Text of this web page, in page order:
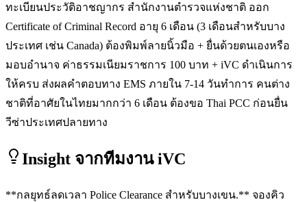
ทะเบียนประวัติอาชญากร สำนักงานตำรวจแห่งชาติ ออก
Certificate of Criminal Record อายุ 6 เดือน (3 เดือนสำหรับบาง
ประเทศ เช่น Canada) ต้องพิมพ์ลายนิ้วมือ + ยื่นด้วยตนเองหรือ
มอบอำนาจ ค่าธรรมเนียมราชการ 100 บาท + iVC ดำเนินการ
ให้ครบ ส่งผลคำตอบทาง EMS ภายใน 7-14 วันทำการ คนต่าง
ชาติที่อาศัยในไทยมากกว่า 6 เดือน ต้องขอ Thai PCC ก่อนยื่น
วีซ่าประเทศปลายทาง
Insight จากทีมงาน iVC
**กลยุทธ์ลดเวลา Police Clearance สำหรับบางเขน.** จองคิว